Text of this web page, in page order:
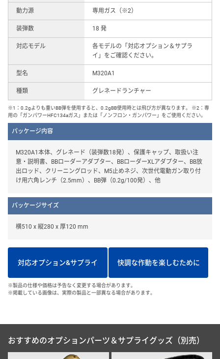
動力源 専用ガス（※2）
装弾数 18 発
対応モデル
各モデルの「対応オプション＆サプラ
イ」をご確認ください。
型名 M320A1
種類 グレネードランチャー
※1：0.2gよりも重いBB弾を使用すると、0.2gBB使用時とは飛び方が異なります。 ※2：専
用の「ガンパワーHFC134aガス」または「ノンフロン・ガンパワー」をご使用ください。
パッケージ内容
M320A1本体、グレネード（装弾数18発）、保護キャップ、取扱い注
意・説明書、BBローダーアダプター、BBローダーXLアダプター、BB放
出ロッド、クリーニングロッド、M5止めネジ、次世代電動ガン取り付
け用六角レンチ（2.5mm）、BB弾（0.2g/100発）、他
パッケージサイズ
横510 x 縦280 x 厚120 mm
対応オプション&サプライ 快調な作動を楽しむために
※製品の仕様や価格は予告なく変更する場合があります。
※掲載している画像は、実際の製品と一部異なる場合があります。
おすすめのオプションパーツ＆サプライグッズ（別売）